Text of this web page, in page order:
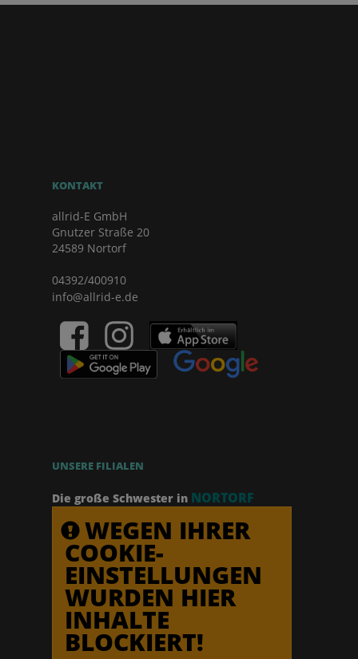
KONTAKT
allrid-E GmbH
Gnutzer Straße 20
24589 Nortorf
04392/400910
info@allrid-e.de
UNSERE FILIALEN
Die große Schwester in NORTORF
WEGEN IHRER
COOKIE-
EINSTELLUNGEN
WURDEN HIER
INHALTE
BLOCKIERT!